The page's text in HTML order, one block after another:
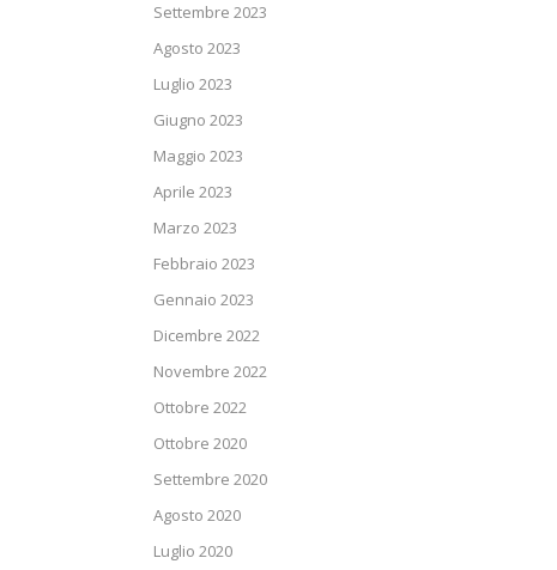
Settembre 2023
Agosto 2023
Luglio 2023
Giugno 2023
Maggio 2023
Aprile 2023
Marzo 2023
Febbraio 2023
Gennaio 2023
Dicembre 2022
Novembre 2022
Ottobre 2022
Ottobre 2020
Settembre 2020
Agosto 2020
Luglio 2020